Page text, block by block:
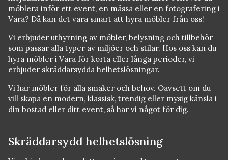
möblera inför ett event, en mässa eller en fotografering i
Vara? Då kan det vara smart att hyra möbler från oss!
Vi erbjuder uthyrning av möbler, belysning och tillbehör
som passar alla typer av miljöer och stilar. Hos oss kan du
hyra möbler i Vara för korta eller långa perioder, vi
erbjuder skräddarsydda helhetslösningar.
Vi har möbler för alla smaker och behov. Oavsett om du
vill skapa en modern, klassisk, trendig eller mysig känsla i
din bostad eller ditt event, så har vi något för dig.
Skräddarsydd helhetslösning